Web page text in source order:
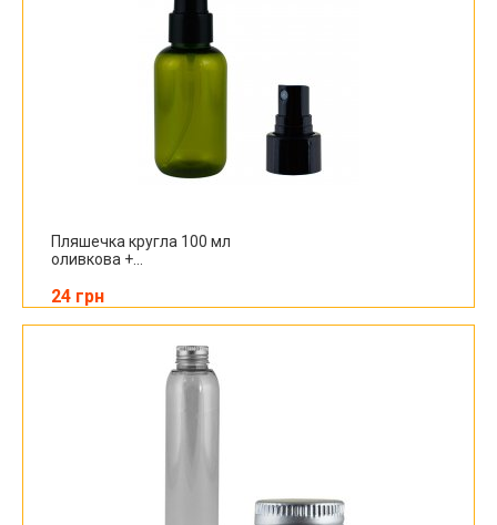
Пляшечка кругла 100 мл
оливкова +...
24 грн